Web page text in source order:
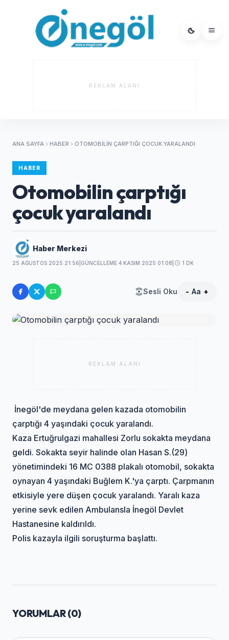
REKLAM ALANI
ANA SAYFA HABER OTOMOBILIN ÇARPTIĞI ÇOCUK YARALANDI
HABER
Otomobilin çarptığı
çocuk yaralandı
Haber Merkezi
25 AĞUSTOS 2025 21:56 GÜNCELLEME 4 KASIM 2025 01:08 1 DK
Sesli Oku - Aa +
REKLAM ALANI
İnegöl'de meydana gelen kazada otomobilin
çarptığı 4 yaşındaki çocuk yaralandı.
Kaza Ertuğrulgazi mahallesi Zorlu sokakta meydana
geldi. Sokakta seyir halinde olan Hasan S.(29)
yönetimindeki 16 MC 0388 plakalı otomobil, sokakta
oynayan 4 yaşındaki Buğlem K.'ya çarptı. Çarpmanın
etkisiyle yere düşen çocuk yaralandı. Yaralı kaza
yerine sevk edilen Ambulansla İnegöl Devlet
Hastanesine kaldırıldı.
Polis kazayla ilgili soruşturma başlattı.
YORUMLAR (0)